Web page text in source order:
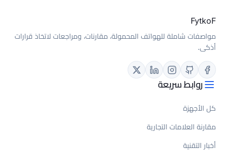
مقارنات، ومراجعات لاتخاذ قرارات